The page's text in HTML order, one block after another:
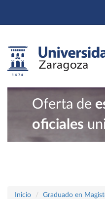
Oferta de
oficiales
Inicio
Graduado en